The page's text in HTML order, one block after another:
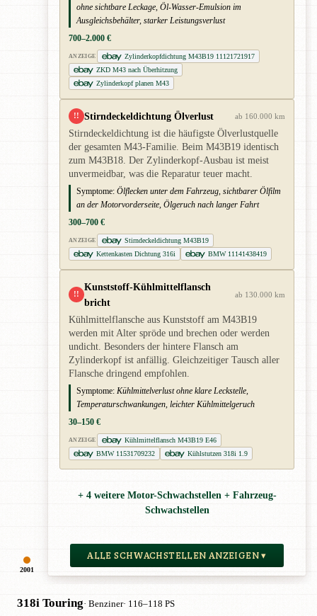
2001
ohne sichtbare Leckage, Öl-Wasser-Emulsion im
Ausgleichsbehälter, starker Leistungsverlust
700–2.000 €
ANZEIGE
Zylinderkopfdichtung M43B19 11121721917
ZKD M43 nach Überhitzung
Zylinderkopf planen M43
!! Stirndeckeldichtung Ölverlust ab 160.000 km
Stirndeckeldichtung ist die häufigste Ölverlustquelle
der gesamten M43-Familie. Beim M43B19 identisch
zum M43B18. Der Zylinderkopf-Ausbau ist meist
unvermeidbar, was die Reparatur teuer macht.
Symptome: Ölflecken unter dem Fahrzeug, sichtbarer Ölfilm
an der Motorvorderseite, Ölgeruch nach langer Fahrt
300–700 €
ANZEIGE
Stirndeckeldichtung M43B19
Kettenkasten Dichtung 316i
BMW 11141438419
!!
Kunststoff-Kühlmittelflansch
bricht
ab 130.000 km
Kühlmittelflansche aus Kunststoff am M43B19
werden mit Alter spröde und brechen oder werden
undicht. Besonders der hintere Flansch am
Zylinderkopf ist anfällig. Gleichzeitiger Tausch aller
Flansche dringend empfohlen.
Symptome: Kühlmittelverlust ohne klare Leckstelle,
Temperaturschwankungen, leichter Kühlmittelgeruch
30–150 €
ANZEIGE
Kühlmittelflansch M43B19 E46
BMW 11531709232
Kühlstutzen 318i 1.9
+ 4 weitere Motor-Schwachstellen + Fahrzeug-
Schwachstellen
ALLE SCHWACHSTELLEN ANZEIGEN ▾
318i Touring· Benziner· 116–118 PS